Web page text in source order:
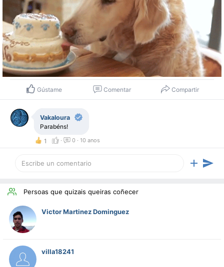
Gústame Comentar Compartir
Vakaloura
Parabéns!
1
· 0 · 10 anos
Persoas que quizais queiras coñecer
Victor Martinez Dominguez
villa18241